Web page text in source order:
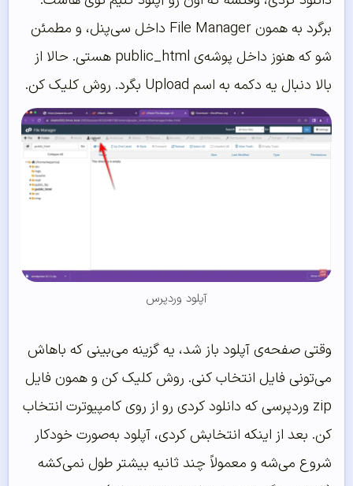
برگرد به همون File Manager داخل سی‌پنل، و مطمئن
شو که هنوز داخل پوشه‌ی public_html هستی. حالا از
بالا دنبال یه دکمه به اسم Upload بگرد. روش کلیک کن.
آپلود وردپرس
وقتی صفحه‌ی آپلود باز شد، یه گزینه می‌بینی که باهاش
می‌تونی فایل انتخاب کنی. روش کلیک کن و همون فایل
zip وردپرسی که دانلود کردی رو از روی کامپیوترت انتخاب
کن. بعد از اینکه انتخابش کردی، آپلود به‌صورت خودکار
شروع می‌شه و معمولاً چند ثانیه بیشتر طول نمی‌کشه